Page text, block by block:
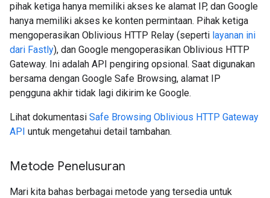
pihak ketiga hanya memiliki akses ke alamat IP, dan Google
hanya memiliki akses ke konten permintaan. Pihak ketiga
mengoperasikan Oblivious HTTP Relay (seperti layanan ini
dari Fastly), dan Google mengoperasikan Oblivious HTTP
Gateway. Ini adalah API pengiring opsional. Saat digunakan
bersama dengan Google Safe Browsing, alamat IP
pengguna akhir tidak lagi dikirim ke Google.
Lihat dokumentasi Safe Browsing Oblivious HTTP Gateway
API untuk mengetahui detail tambahan.
Metode Penelusuran
Mari kita bahas berbagai metode yang tersedia untuk